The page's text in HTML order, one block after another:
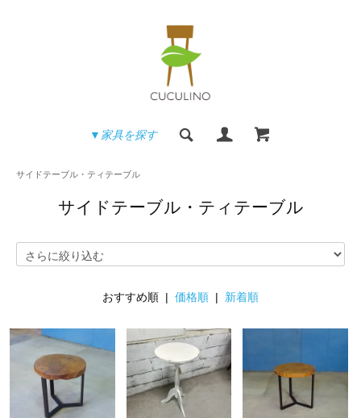
▼家具を探す
サイドテーブル・ティテーブル
サイドテーブル・ティテーブル
おすすめ順 | 価格順 | 新着順